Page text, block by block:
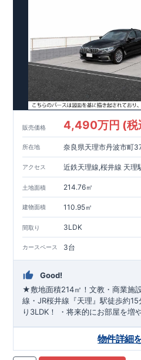
販売価格 4,490万円 (税
所在地 奈良県天理市丹波市町
アクセス 近鉄天理線,桜井線 天理
土地面積 214.76㎡
建物面積 110.95㎡
間取り 3LDK
カースペース 3台
Good!
★敷地面積214㎡ ！文教・商業施
線・JR桜井線 『天理』駅徒歩約15
り3LDK！
・将来的にお部屋を増
収納充実 ​・ トイレ
は急なお天気の対応​・水回
した ​『丹波市南こども園』徒歩約
物件詳細